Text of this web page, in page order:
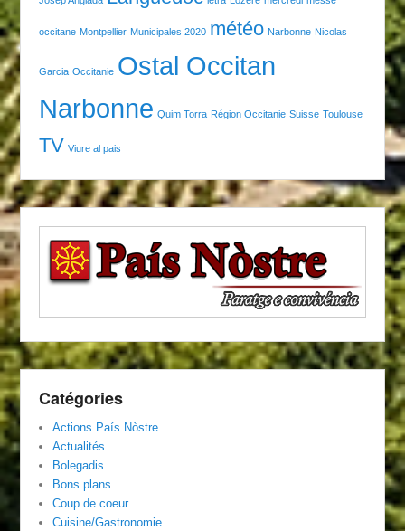
occitane Montpellier Municipales 2020 météo Narbonne Nicolas
Garcia Occitanie Ostal Occitan
Narbonne Quim Torra Région Occitanie Suisse Toulouse
TV Viure al pais
Catégories
Actions País Nòstre
Actualités
Bolegadis
Bons plans
Coup de coeur
Cuisine/Gastronomie